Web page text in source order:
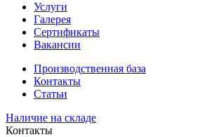
Услуги
Галерея
Сертификаты
Вакансии
Производственная база
Контакты
Статьи
Наличие на складе
Контакты